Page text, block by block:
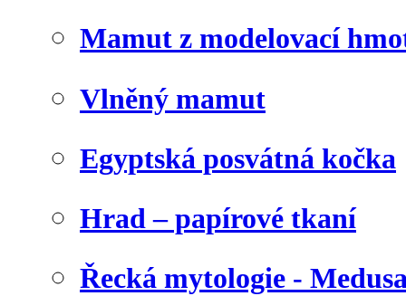
Mamut z modelovací
Vlněný mamut
Egyptská posvátná kočka
Hrad – papírové tkaní
Řecká mytologie -